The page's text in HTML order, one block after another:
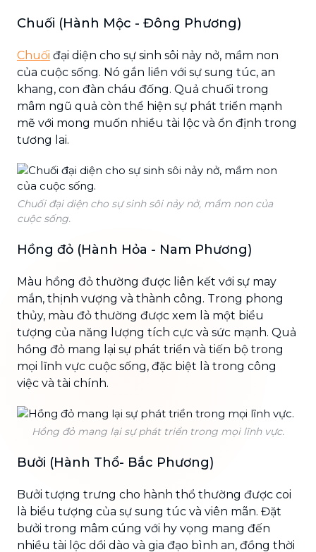
Chuối (Hành Mộc - Đông Phương)
Chuối đại diện cho sự sinh sôi nảy nở, mầm non
của cuộc sống. Nó gắn liền với sự sung túc, an
khang, con đàn cháu đống. Quả chuối trong
mâm ngũ quả còn thể hiện sự phát triển mạnh
mẽ với mong muốn nhiều tài lộc và ổn định trong
tương lai.
Chuối đại diện cho sự sinh sôi nảy nở, mầm non của
cuộc sống.
Hồng đỏ (Hành Hỏa - Nam Phương)
Màu hồng đỏ thường được liên kết với sự may
mắn, thịnh vượng và thành công. Trong phong
thủy, màu đỏ thường được xem là một biểu
tượng của năng lượng tích cực và sức mạnh. Quả
hồng đỏ mang lại sự phát triển và tiến bộ trong
mọi lĩnh vực cuộc sống, đặc biệt là trong công
việc và tài chính.
Hồng đỏ mang lại sự phát triển trong mọi lĩnh vực.
Bưởi (Hành Thổ- Bắc Phương)
Bưởi tượng trưng cho hành thổ thường được coi
là biểu tượng của sự sung túc và viên mãn. Đặt
bưởi trong mâm cúng với hy vọng mang đến
nhiều tài lộc dồi dào và gia đạo bình an, đồng thời